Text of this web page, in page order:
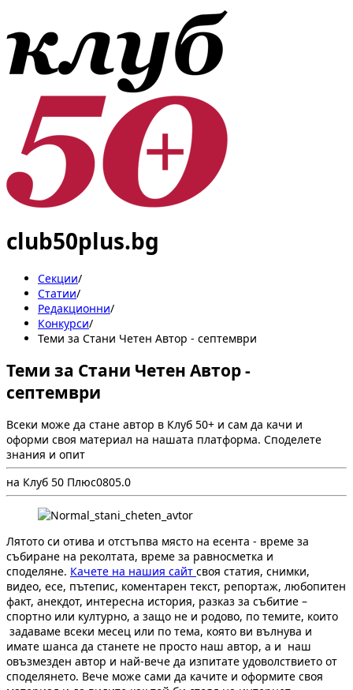
club50plus.bg
Секции/
Статии/
Редакционни/
Конкурси/
Теми за Стани Четен Автор - септември
Теми за Стани Четен Автор -
септември
Всеки може да стане автор в Клуб 50+ и сам да качи и
оформи своя материал на нашата платформа. Споделете
знания и опит
на Клуб 50 Плюс0805.0
Лятото си отива и отстъпва място на есента - време за
събиране на реколтата, време за равносметка и
споделяне. Качете на нашия сайт своя статия, снимки,
видео, есе, пътепис, коментарен текст, репортаж, любопитен
факт, анекдот, интересна история, разказ за събитие –
спортно или културно, а защо не и родово, по темите, които
задаваме всеки месец или по тема, която ви вълнува и
имате шанса да станете не просто наш автор, а и наш
овъзмезден автор и най-вече да изпитате удоволствието от
споделянето. Вече може сами да качите и оформите своя